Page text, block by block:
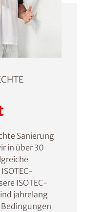
Sanierung
in über 30
ISOTEC-
jahrelang